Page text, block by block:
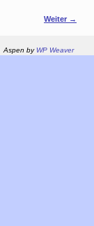
Weiter →
Aspen by WP Weaver